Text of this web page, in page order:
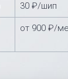
30 ₽/шип
от 900 ₽/